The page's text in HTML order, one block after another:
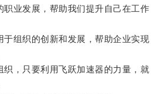
业发展，帮助我们提升自己在工作
组织的创新和发展，帮助企业实现
，只要利用飞跃加速器的力量，就